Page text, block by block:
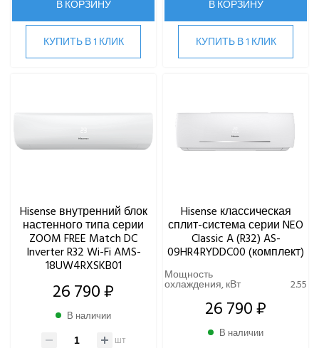
В КОРЗИНУ
КУПИТЬ В 1 КЛИК
В КОРЗИНУ
КУПИТЬ В 1 КЛИК
Hisense внутренний блок
настенного типа серии
ZOOM FREE Match DC
Inverter R32 Wi-Fi AMS-
18UW4RXSKB01
26 790 ₽
В наличии
шт
Hisense классическая
сплит-система серии NEO
Classic A (R32) AS-
09HR4RYDDC00 (комплект)
Мощность
охлаждения, кВт 2.55
26 790 ₽
В наличии